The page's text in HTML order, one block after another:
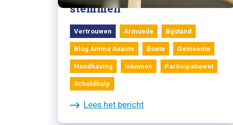
stemmen
Vertrouwen Armoede Bijstand
Blog Amma Asante Boete Gemeente
Handhaving Inkomen Participatiewet
Schuldhulp
Lees het bericht